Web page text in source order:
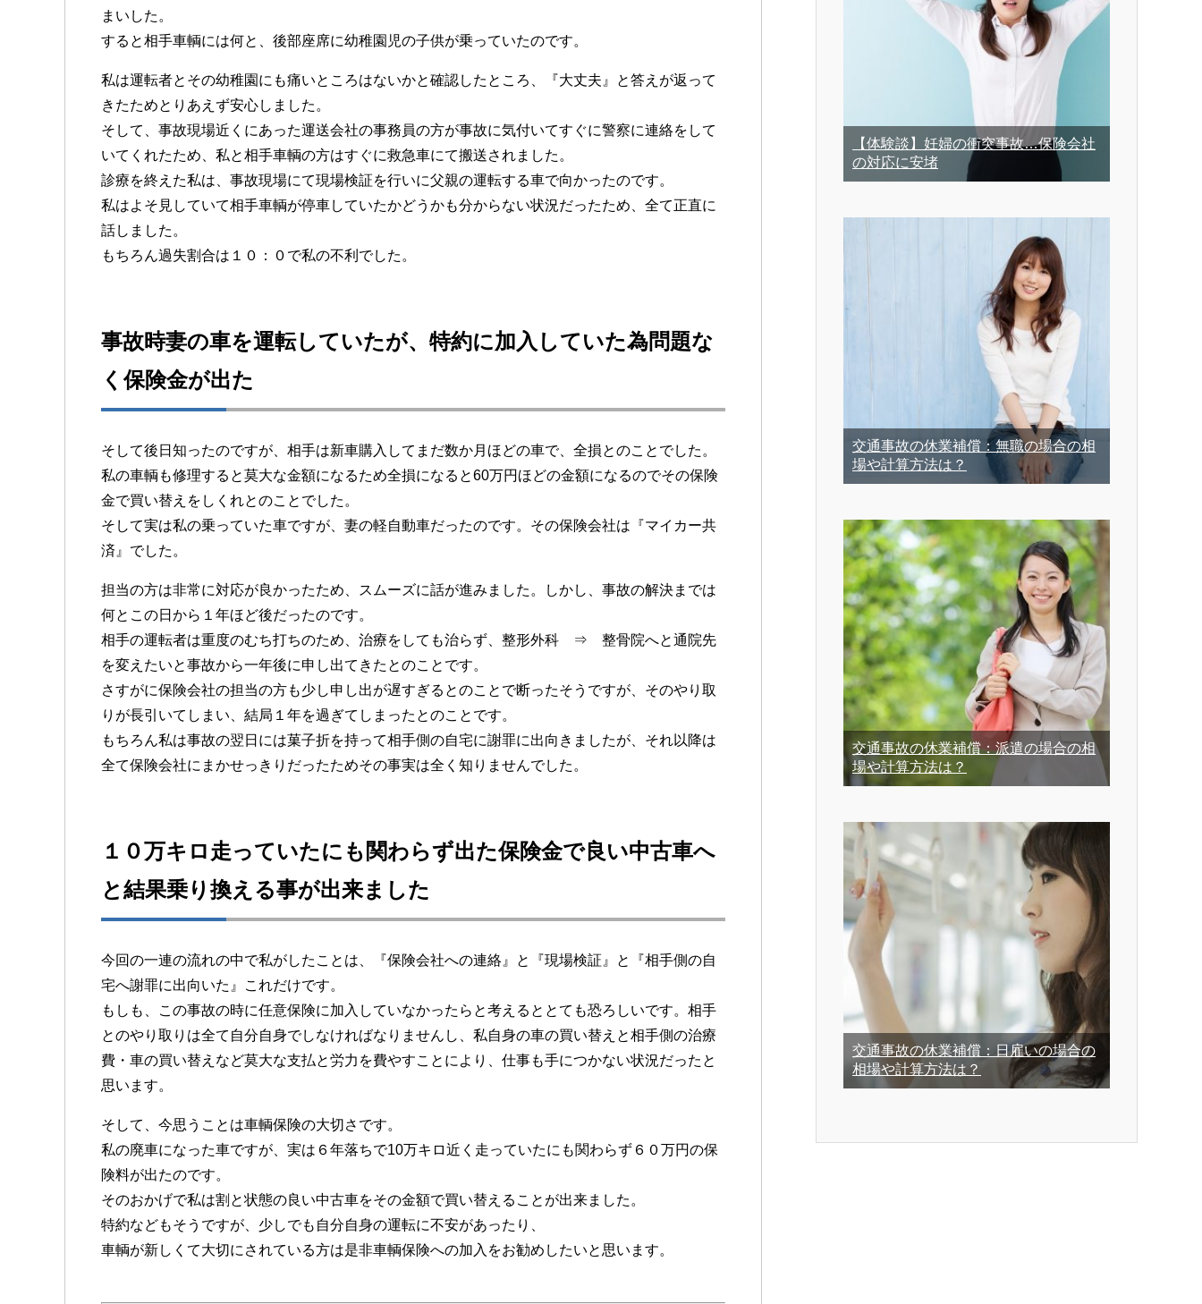
まいした。
すると相手車輌には何と、後部座席に幼稚園児の子供が乗っていたのです。
私は運転者とその幼稚園にも痛いところはないかと確認したところ、『大丈夫』と答えが返って
きたためとりあえず安心しました。
そして、事故現場近くにあった運送会社の事務員の方が事故に気付いてすぐに警察に連絡をして
いてくれたため、私と相手車輌の方はすぐに救急車にて搬送されました。
診療を終えた私は、事故現場にて現場検証を行いに父親の運転する車で向かったのです。
私はよそ見していて相手車輌が停車していたかどうかも分からない状況だったため、全て正直に
話しました。
もちろん過失割合は１０：０で私の不利でした。
事故時妻の車を運転していたが、特約に加入していた為問題な
く保険金が出た
そして後日知ったのですが、相手は新車購入してまだ数か月ほどの車で、全損とのことでした。
私の車輌も修理すると莫大な金額になるため全損になると60万円ほどの金額になるのでその保険
金で買い替えをしくれとのことでした。
そして実は私の乗っていた車ですが、妻の軽自動車だったのです。その保険会社は『マイカー共
済』でした。
担当の方は非常に対応が良かったため、スムーズに話が進みました。しかし、事故の解決までは
何とこの日から１年ほど後だったのです。
相手の運転者は重度のむち打ちのため、治療をしても治らず、整形外科 ⇒ 整骨院へと通院先
を変えたいと事故から一年後に申し出てきたとのことです。
さすがに保険会社の担当の方も少し申し出が遅すぎるとのことで断ったそうですが、そのやり取
りが長引いてしまい、結局１年を過ぎてしまったとのことです。
もちろん私は事故の翌日には菓子折を持って相手側の自宅に謝罪に出向きましたが、それ以降は
全て保険会社にまかせっきりだったためその事実は全く知りませんでした。
１０万キロ走っていたにも関わらず出た保険金で良い中古車へ
と結果乗り換える事が出来ました
今回の一連の流れの中で私がしたことは、『保険会社への連絡』と『現場検証』と『相手側の自
宅へ謝罪に出向いた』これだけです。
もしも、この事故の時に任意保険に加入していなかったらと考えるととても恐ろしいです。相手
とのやり取りは全て自分自身でしなければなりませんし、私自身の車の買い替えと相手側の治療
費・車の買い替えなど莫大な支払と労力を費やすことにより、仕事も手につかない状況だったと
思います。
そして、今思うことは車輌保険の大切さです。
私の廃車になった車ですが、実は６年落ちで10万キロ近く走っていたにも関わらず６０万円の保
険料が出たのです。
そのおかげで私は割と状態の良い中古車をその金額で買い替えることが出来ました。
特約などもそうですが、少しでも自分自身の運転に不安があったり、
車輌が新しくて大切にされている方は是非車輌保険への加入をお勧めしたいと思います。
【体験談】妊婦の衝突事故…保険会社
の対応に安堵
交通事故の休業補償：無職の場合の相
場や計算方法は？
交通事故の休業補償：派遣の場合の相
場や計算方法は？
交通事故の休業補償：日雇いの場合の
相場や計算方法は？